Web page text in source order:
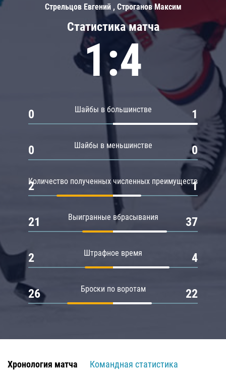
Статистика матча
1:4
Шайбы в большинстве
0 1
Шайбы в меньшинстве
0 0
Количество полученных численных преимуществ
2 1
Выигранные вбрасывания
21 37
Штрафное время
2 4
Броски по воротам
26 22
Стрельцов Евгений , Строганов Максим
Хронология матча
Командная статистика